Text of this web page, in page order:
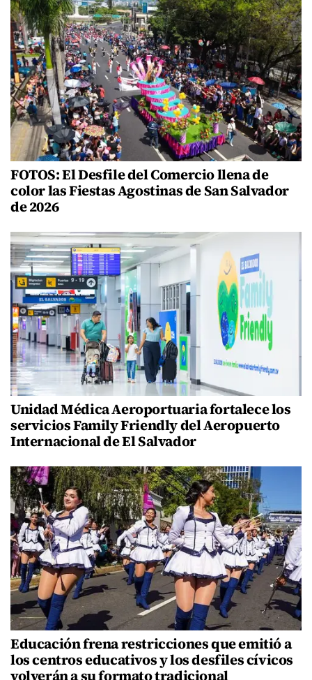
FOTOS: El Desfile del Comercio llena de
color las Fiestas Agostinas de San Salvador
de 2026
Unidad Médica Aeroportuaria fortalece los
servicios Family Friendly del Aeropuerto
Internacional de El Salvador
Educación frena restricciones que emitió a
los centros educativos y los desfiles cívicos
volverán a su formato tradicional